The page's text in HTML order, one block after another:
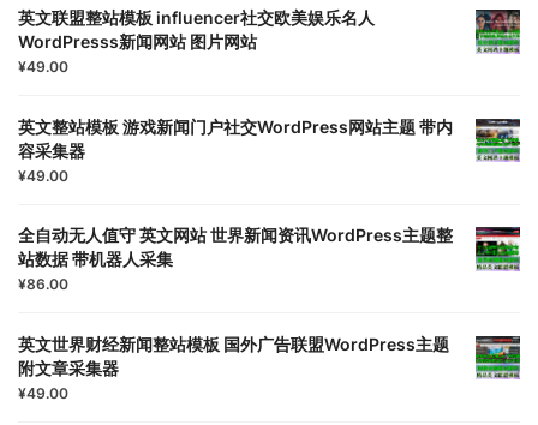
英文联盟整站模板 influencer社交欧美娱乐名人
WordPresss新闻网站 图片网站
¥49.00
英文整站模板 游戏新闻门户社交WordPress网站主题 带内
容采集器
¥49.00
全自动无人值守 英文网站 世界新闻资讯WordPress主题整
站数据 带机器人采集
¥86.00
英文世界财经新闻整站模板 国外广告联盟WordPress主题
附文章采集器
¥49.00